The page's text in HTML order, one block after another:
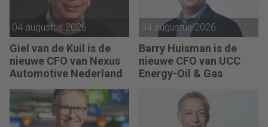
04 augustus 2026
Giel van de Kuil is de
nieuwe CFO van Nexus
Automotive Nederland
04 augustus 2026
Barry Huisman is de
nieuwe CFO van UCC
Energy-Oil & Gas